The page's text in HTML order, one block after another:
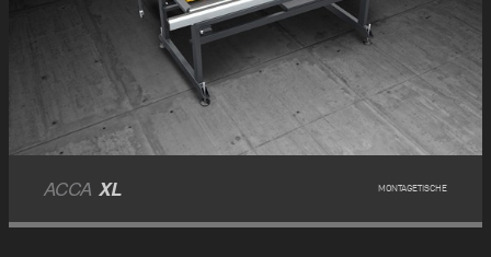
ACCA XL MONTAGETISCHE